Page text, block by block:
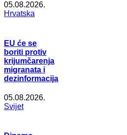
05.08.2026.
Hrvatska
EU će se
boriti protiv
krijumčarenja
migranata i
dezinformacija
05.08.2026.
Svijet